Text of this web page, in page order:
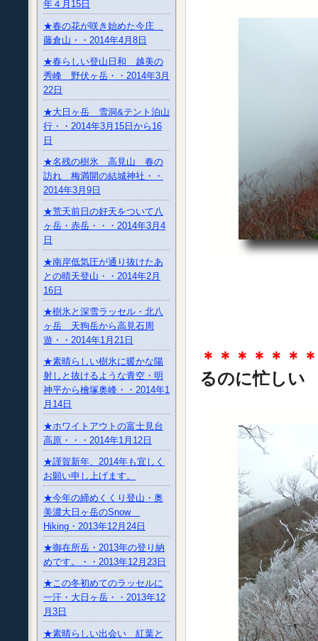
年４月15日
★春の花が咲き始めた今庄
藤倉山・・2014年4月8日
★春らしい登山日和 越美の
秀峰 野伏ヶ岳・・2014年3月
22日
★大日ヶ岳 雪洞&テント泊山
行・・2014年3月15日から16
日
★名残の樹氷 高見山 春の
訪れ 梅満開の結城神社・・
2014年3月9日
★荒天前日の好天をついて八
ヶ岳・赤岳・・・2014年3月4
日
★南岸低気圧が通り抜けたあ
との晴天登山・・2014年2月
16日
★樹氷と深雪ラッセル・北八
ヶ岳 天狗岳から高見石周
遊・・2014年1月21日
★素晴らしい樹氷に暖かな陽
射しと抜けるような青空・明
神平から檜塚奥峰・・2014年1
月14日
★ホワイトアウトの富士見台
高原・・・2014年1月12日
★謹賀新年、2014年も宜しく
お願い申し上げます。
★今年の締めくくり登山・奥
美濃大日ヶ岳のSnow
Hiking・2013年12月24日
★御在所岳・2013年の登り納
めです。・・2013年12月23日
★この冬初めてのラッセルに
一汗・大日ヶ岳・・2013年12
月3日
★素晴らしい出会い 紅葉と
＊＊＊＊＊＊
るのに忙しい